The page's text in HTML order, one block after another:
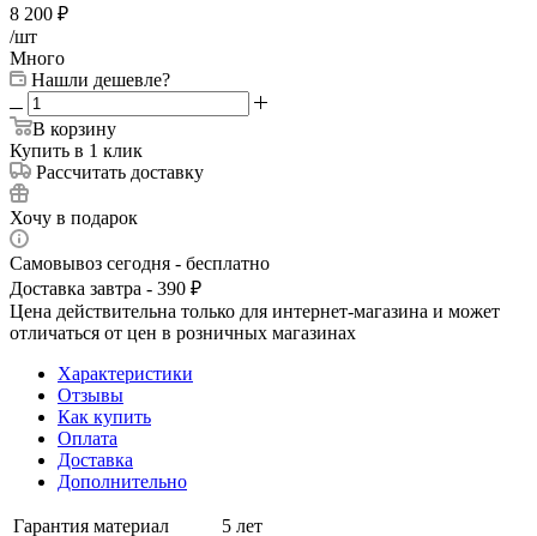
8 200 ₽
/шт
Много
Нашли дешевле?
В корзину
Купить в 1 клик
Рассчитать доставку
Хочу в подарок
Самовывоз сегодня - бесплатно
Доставка завтра - 390 ₽
Цена действительна только для интернет-магазина и может
отличаться от цен в розничных магазинах
Характеристики
Отзывы
Как купить
Оплата
Доставка
Дополнительно
Гарантия материал
5 лет